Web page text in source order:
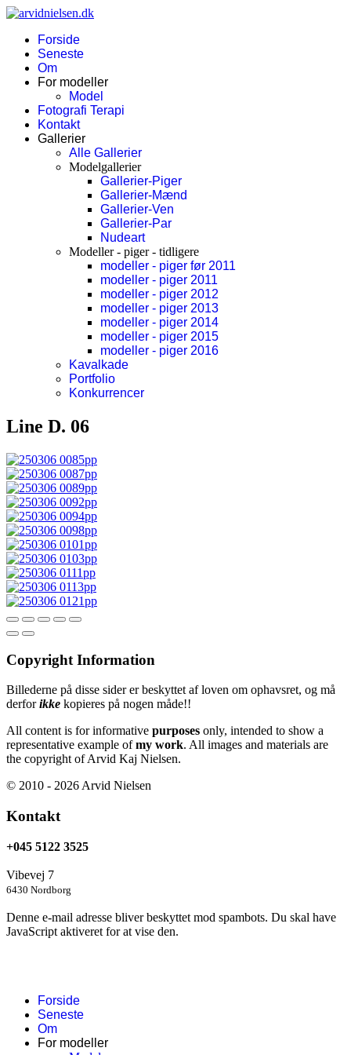
Forside
Seneste
Om
For modeller
Model
Fotografi Terapi
Kontakt
Gallerier
Alle Gallerier
Modelgallerier
Gallerier-Piger
Gallerier-Mænd
Gallerier-Ven
Gallerier-Par
Nudeart
Modeller - piger - tidligere
modeller - piger før 2011
modeller - piger 2011
modeller - piger 2012
modeller - piger 2013
modeller - piger 2014
modeller - piger 2015
modeller - piger 2016
Kavalkade
Portfolio
Konkurrencer
Line D. 06
Copyright Information
Billederne på disse sider er beskyttet af loven om ophavsret, og må
derforikke kopieres på nogen måde!!
All content is for informative purposes only, intended to show a
representative example ofmy work. All images and materials are
the copyright of Arvid Kaj Nielsen.
© 2010 - 2026 Arvid Nielsen
Kontakt
+045 5122 3525
Vibevej 7
6430 Nordborg
Denne e-mail adresse bliver beskyttet mod spambots. Du skal have
JavaScript aktiveret for at vise den.
Forside
Seneste
Om
For modeller